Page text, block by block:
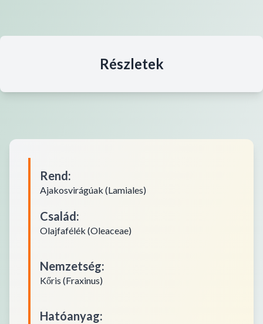
Részletek
Rend:
Ajakosvirágúak (Lamiales)
Család:
Olajfafélék (Oleaceae)
Nemzetség:
Kőris (Fraxinus)
Hatóanyag: